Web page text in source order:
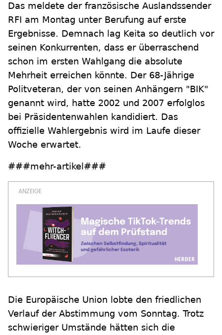
Das meldete der französische Auslandssender
RFI am Montag unter Berufung auf erste
Ergebnisse. Demnach lag Keita so deutlich vor
seinen Konkurrenten, dass er überraschend
schon im ersten Wahlgang die absolute
Mehrheit erreichen könnte. Der 68-Jährige
Politveteran, der von seinen Anhängern "BIK"
genannt wird, hatte 2002 und 2007 erfolglos
bei Präsidentenwahlen kandidiert. Das
offizielle Wahlergebnis wird im Laufe dieser
Woche erwartet.
###mehr-artikel###
Die Europäische Union lobte den friedlichen
Verlauf der Abstimmung vom Sonntag. Trotz
schwieriger Umstände hätten sich die